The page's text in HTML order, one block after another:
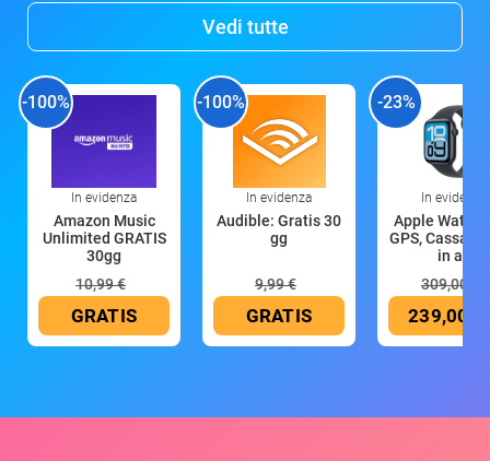
Vedi tutte
-100%
In evidenza
Amazon Music
Unlimited GRATIS
30gg
10,99 €
GRATIS
-100%
In evidenza
Audible: Gratis 30
gg
9,99 €
GRATIS
-23%
In evidenza
Apple Watch
GPS, Cassa
in all
309,00 €
239,00 €